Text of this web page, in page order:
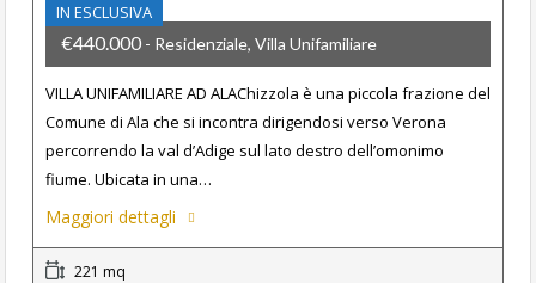
IN ESCLUSIVA
€440.000 - Residenziale, Villa Unifamiliare
VILLA UNIFAMILIARE AD ALAChizzola è una piccola frazione del
Comune di Ala che si incontra dirigendosi verso Verona
percorrendo la val d’Adige sul lato destro dell’omonimo
fiume. Ubicata in una…
Maggiori dettagli
221 mq